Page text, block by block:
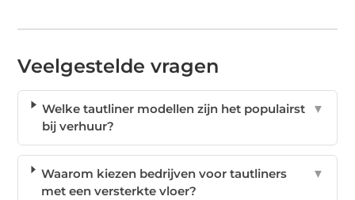
Veelgestelde vragen
Welke tautliner modellen zijn het populairst
bij verhuur?
▼
Waarom kiezen bedrijven voor tautliners
met een versterkte vloer?
▼